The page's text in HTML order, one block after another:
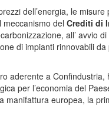
dell’energia, le misure
meccanismo del Crediti di
all’ avvio
di impianti rinnovabili da
aderente a Confindustria,
per l’economia del
manifattura europea, la